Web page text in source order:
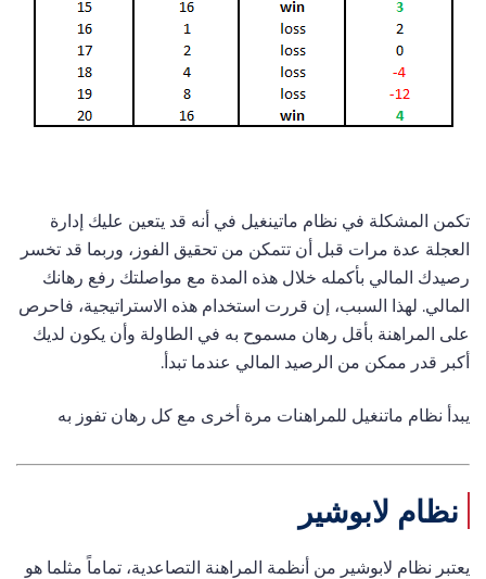
تكمن المشكلة في نظام ماتينغيل في أنه قد يتعين عليك إدارة
العجلة عدة مرات قبل أن تتمكن من تحقيق الفوز، وربما قد تخسر
رصيدك المالي بأكمله خلال هذه المدة مع مواصلتك رفع رهانك
المالي. لهذا السبب، إن قررت استخدام هذه الاستراتيجية، فاحرص
على المراهنة بأقل رهان مسموح به في الطاولة وأن يكون لديك
أكبر قدر ممكن من الرصيد المالي عندما تبدأ.
يبدأ نظام ماتنغيل للمراهنات مرة أخرى مع كل رهان تفوز به
نظام لابوشير
يعتبر نظام لابوشير من أنظمة المراهنة التصاعدية، تماماً مثلما هو